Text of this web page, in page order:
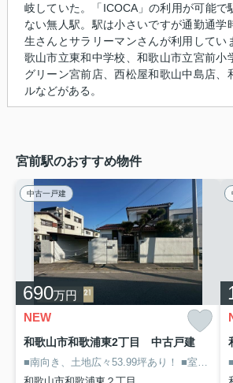
岐していた。「ICOCA」の利用が可能で
ない無人駅。駅は小さいですが通勤通学
生さんとサラリーマンさんが利用してい
歌山市立東和中学校、和歌山市立宮前小
グリーン宮前店、西松屋和歌山中島店、
ルなどがある。
宮前駅のおすすめ物件
中古一戸建
690万円
NEW
和歌山市和歌浦東2丁目 中古戸建
■南向き、土地広々53.99坪あり！
■室内リフォーム歴あり、大変綺麗にお使いです！